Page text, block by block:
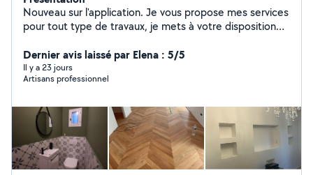
Nouveau sur l'application. Je vous propose mes services
pour tout type de travaux, je mets à votre disposition
dépannage. Au plaisir de pouvoir rendre service. À
bientôt.
Dernier avis laissé par Elena : 5/5
Il y a 23 jours
Artisans professionnel